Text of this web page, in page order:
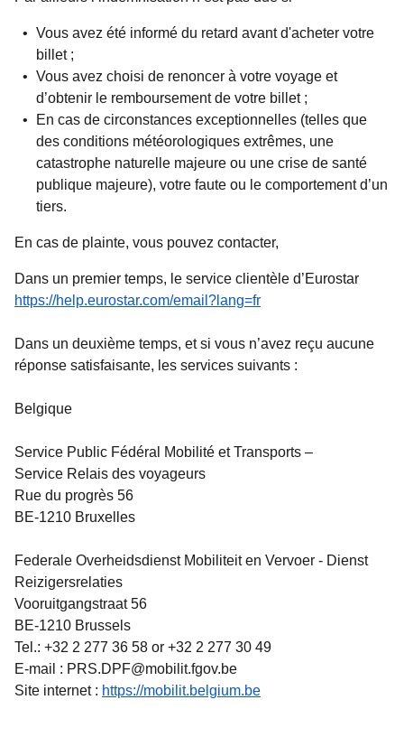
Vous avez été informé du retard avant d'acheter votre
billet ;
Vous avez choisi de renoncer à votre voyage et
d’obtenir le remboursement de votre billet ;
En cas de circonstances exceptionnelles (telles que
des conditions météorologiques extrêmes, une
catastrophe naturelle majeure ou une crise de santé
publique majeure), votre faute ou le comportement d’un
tiers.
En cas de plainte, vous pouvez contacter,
Dans un premier temps, le service clientèle d’Eurostar
https://help.eurostar.com/email?lang=fr
Dans un deuxième temps, et si vous n’avez reçu aucune
réponse satisfaisante, les services suivants :
Belgique
Service Public Fédéral Mobilité et Transports –
Service Relais des voyageurs
Rue du progrès 56
BE-1210 Bruxelles
Federale Overheidsdienst Mobiliteit en Vervoer - Dienst
Reizigersrelaties
Vooruitgangstraat 56
BE-1210 Brussels
Tel.: +32 2 277 36 58 or +32 2 277 30 49
E-mail : PRS.DPF@mobilit.fgov.be
Site internet : https://mobilit.belgium.be(